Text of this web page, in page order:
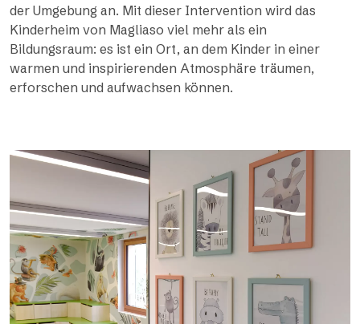
der Umgebung an. Mit dieser Intervention wird das
Kinderheim von Magliaso viel mehr als ein
Bildungsraum: es ist ein Ort, an dem Kinder in einer
warmen und inspirierenden Atmosphäre träumen,
erforschen und aufwachsen können.